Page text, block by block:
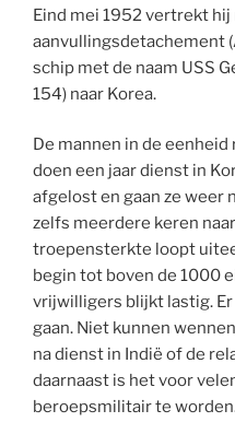
Eind mei 1952 vertrekt
aanvullingsdetachement
schip met de naam USS
154) naar Korea.
De mannen in de
doen een jaar dienst in
afgelost en gaan ze weer
zelfs meerdere keren
troepensterkte loopt
begin tot boven de 1000
vrijwilligers blijkt lastig.
gaan. Niet kunnen
na dienst in Indië of de
daarnaast is het voor
beroepsmilitair te